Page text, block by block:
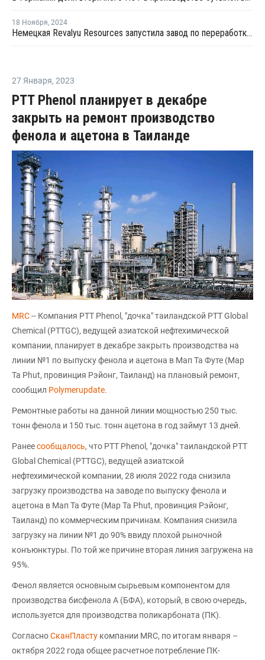
18 Ноября, 2024
Немецкая Revalyu Resources запустила завод по переработке ПЭТ в Индии
27 Января, 2023
PTT Phenol планирует в декабре
закрыть на ремонт производство
фенола и ацетона в Таиланде
MRC-- Компания PTT Phenol, "дочка" таиландской PTT Global
Chemical (PTTGC), ведущей азиатской нефтехимической
компании, планирует в декабре закрыть производства на
линии №1 по выпуску фенола и ацетона в Мап Та Футе (Map
Ta Phut, провинция Рэйонг, Таиланд) на плановый ремонт,
сообщил Polymerupdate.
Ремонтные работы на данной линии мощностью 250 тыс.
тонн фенола и 150 тыс. тонн ацетона в год займут 13 дней.
Ранеесообщалось, что PTT Phenol, "дочка" таиландской PTT
Global Chemical (PTTGC), ведущей азиатской
нефтехимической компании, 28 июля 2022 года снизила
загрузку производства на заводе по выпуску фенола и
ацетона в Мап Та Футе (Map Ta Phut, провинция Рэйонг,
Таиланд) по коммерческим причинам. Компания снизила
загрузку на линии №1 до 90% ввиду плохой рыночной
конъюнктуры. По той же причине вторая линия загружена на
95%.
Фенол является основным сырьевым компонентом для
производства бисфенола А (БФА), который, в свою очередь,
используется для производства поликарбоната (ПК).
СогласноСканПласту компании MRC, по итогам января –
октября 2022 года общее расчетное потребление ПК-